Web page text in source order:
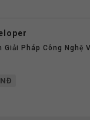
Giải Pháp Công Nghệ